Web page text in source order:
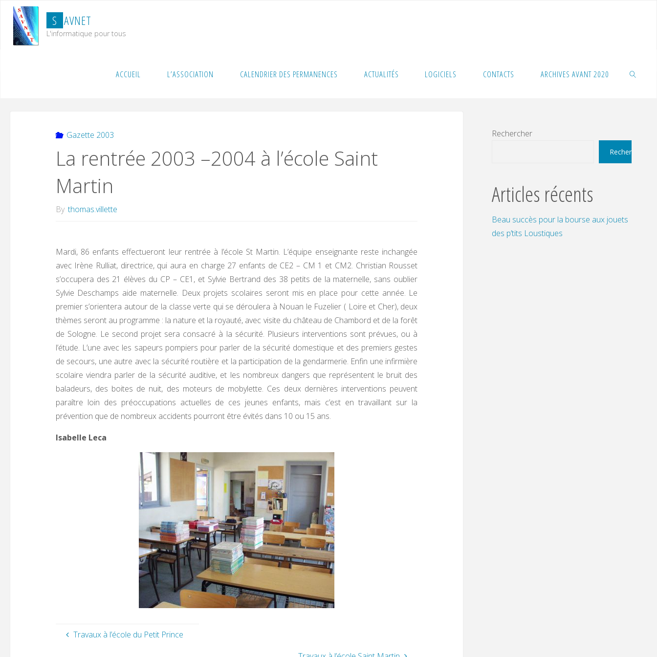
content
S AVNET
L'informatique pour tous
ACCUEIL L’ASSOCIATION CALENDRIER DES PERMANENCES ACTUALITÉS LOGICIELS CONTACTS ARCHIVES AVANT 2020
Gazette 2003
La rentrée 2003 –2004 à l’école Saint
Martin
By thomas.villette
Mardi, 86 enfants effectueront leur rentrée à l’école St Martin. L’équipe enseignante reste inchangée
avec Irène Rulliat, directrice, qui aura en charge 27 enfants de CE2 – CM 1 et CM2. Christian Rousset
s’occupera des 21 élèves du CP – CE1, et Sylvie Bertrand des 38 petits de la maternelle, sans oublier
Sylvie Deschamps aide maternelle. Deux projets scolaires seront mis en place pour cette année. Le
premier s’orientera autour de la classe verte qui se déroulera à Nouan le Fuzelier ( Loire et Cher), deux
thèmes seront au programme : la nature et la royauté, avec visite du château de Chambord et de la forêt
de Sologne. Le second projet sera consacré à la sécurité. Plusieurs interventions sont prévues, ou à
l’étude. L’une avec les sapeurs pompiers pour parler de la sécurité domestique et des premiers gestes
de secours, une autre avec la sécurité routière et la participation de la gendarmerie. Enfin une infirmière
scolaire viendra parler de la sécurité auditive, et les nombreux dangers que représentent le bruit des
baladeurs, des boites de nuit, des moteurs de mobylette. Ces deux dernières interventions peuvent
paraître loin des préoccupations actuelles de ces jeunes enfants, mais c’est en travaillant sur la
prévention que de nombreux accidents pourront être évités dans 10 ou 15 ans.
Isabelle Leca
Travaux à l’école du Petit Prince
Rechercher
Rechercher
Articles récents
Beau succès pour la bourse aux jouets
des p’tits Loustiques